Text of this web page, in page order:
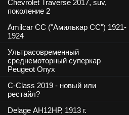
Chevrolet Traverse 2017, suv,
поколение 2
Amilcar CC ("Амилькар СС") 1921-
1924
Ультрасовременный
среднемоторный суперкар
Peugeot Onyx
C-Class 2019 - новый или
рестайл?
Delage АН12НР, 1913 г.